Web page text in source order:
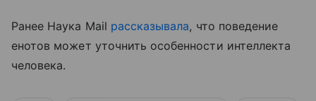
Ранее Наука Mail рассказывала, что поведение
енотов может уточнить особенности интеллекта
человека.